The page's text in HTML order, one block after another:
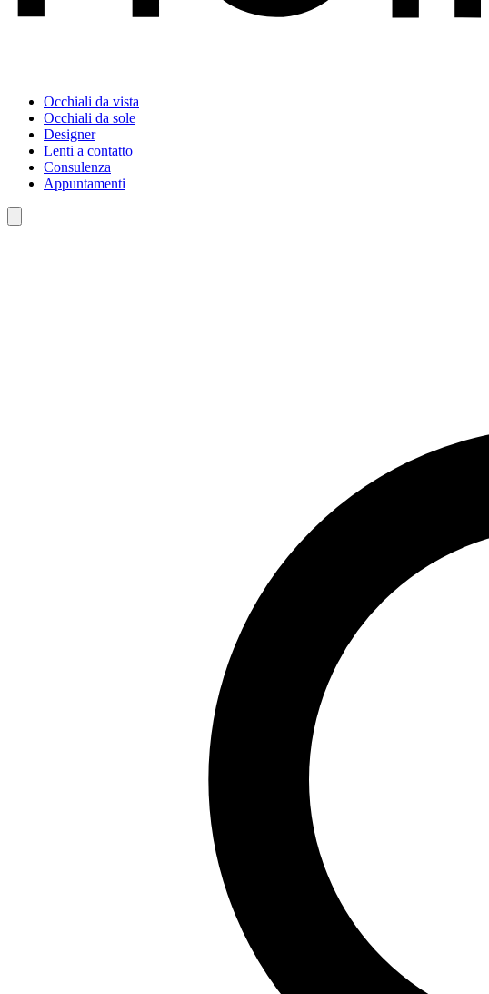
Occhiali da vista
Occhiali da sole
Designer
Lenti a contatto
Consulenza
Appuntamenti